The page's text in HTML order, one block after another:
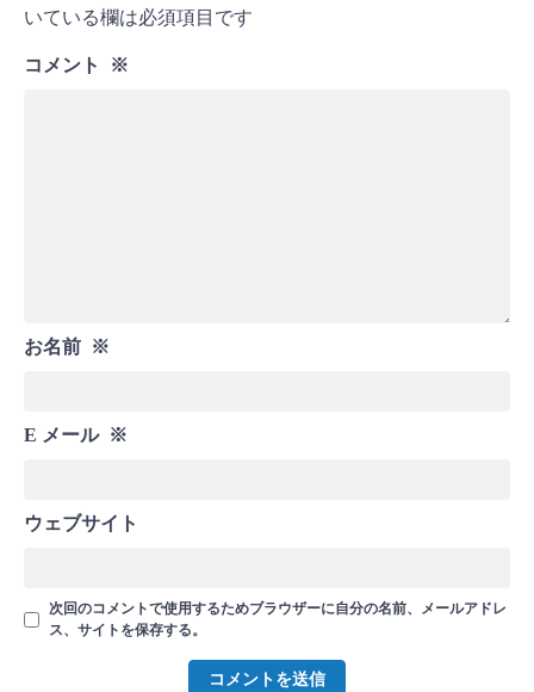
いている欄は必須項目です
コメント ※
お名前 ※
E メール ※
ウェブサイト
次回のコメントで使用するためブラウザーに自分の名前、メールアドレ
ス、サイトを保存する。